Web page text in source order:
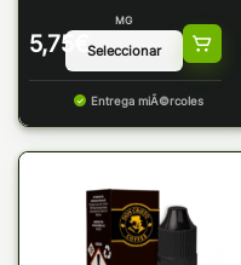
5,75 €
MG
Entrega miÃ©rcoles